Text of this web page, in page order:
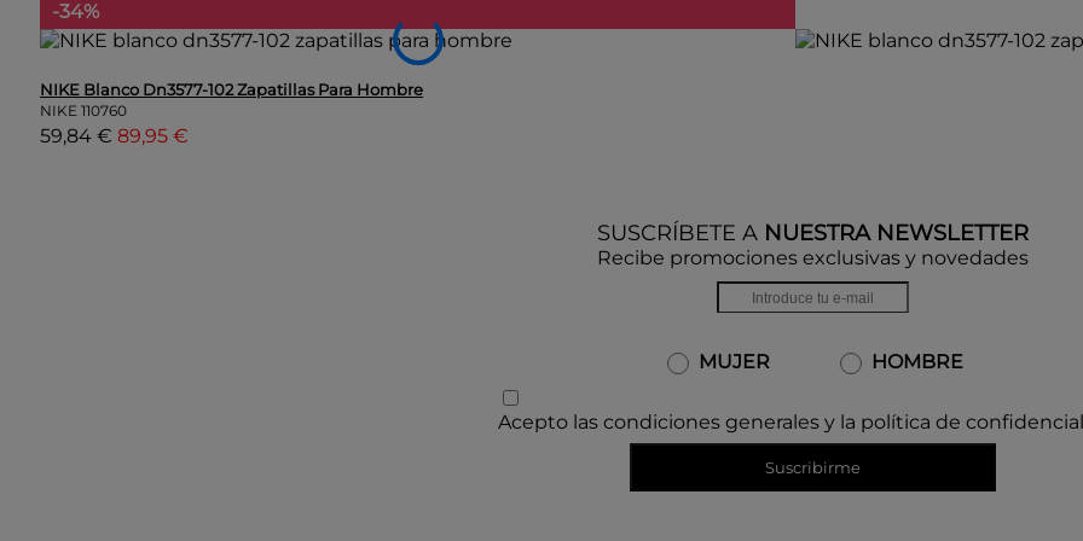
-34%
NIKE Blanco Dn3577-102 Zapatillas Para Hombre
NIKE 110760
59,84 € 89,95 €
SUSCRÍBETE A NUESTRA NEWSLETTER
Recibe promociones exclusivas y novedades
MUJER HOMBRE
Acepto las condiciones generales y la política de
Suscribirme